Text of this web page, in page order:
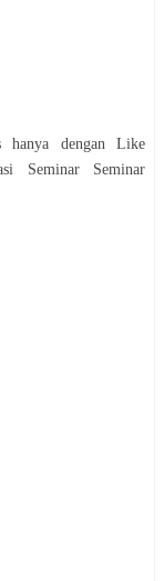
hanya dengan Like
Seminar
Seminar